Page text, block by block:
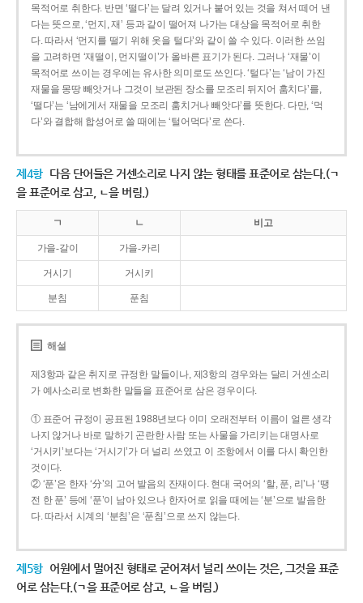
목적어로 취한다. 반면 ‘떨다’는 달려 있거나 붙어 있는 것을 쳐서 떼어 낸
다는 뜻으로, ‘먼지, 재’ 등과 같이 떨어져 나가는 대상을 목적어로 취한
다. 따라서 ‘먼지를 떨기 위해 옷을 털다’와 같이 쓸 수 있다. 이러한 쓰임
을 고려하면 ‘재떨이, 먼지떨이’가 올바른 표기가 된다. 그러나 ‘재물’이
목적어로 쓰이는 경우에는 유사한 의미로도 쓰인다. ‘털다’는 ‘남이 가진
재물을 몽땅 빼앗거나 그것이 보관된 장소를 모조리 뒤지어 훔치다’를,
‘떨다’는 ‘남에게서 재물을 모조리 훔치거나 빼앗다’를 뜻한다. 다만, ‘먹
다’와 결합해 합성어로 쓸 때에는 ‘털어먹다’로 쓴다.
제4항 다음 단어들은 거센소리로 나지 않는 형태를 표준어로 삼는다.(ㄱ
을 표준어로 삼고, ㄴ을 버림.)
ㄱ ㄴ 비고
가을-갈이 가을-카리
거시기 거시키
분침 푼침
해설
제3항과 같은 취지로 규정한 말들이나, 제3항의 경우와는 달리 거센소리
가 예사소리로 변화한 말들을 표준어로 삼은 경우이다.
① 표준어 규정이 공표된 1988년보다 이미 오래전부터 이름이 얼른 생각
나지 않거나 바로 말하기 곤란한 사람 또는 사물을 가리키는 대명사로
‘거시키’보다는 ‘거시기’가 더 널리 쓰였고 이 조항에서 이를 다시 확인한
것이다.
② ‘푼’은 한자 ‘分’의 고어 발음의 잔재이다. 현대 국어의 ‘할, 푼, 리’나 ‘땡
전 한 푼’ 등에 ‘푼’이 남아 있으나 한자어로 읽을 때에는 ‘분’으로 발음한
다. 따라서 시계의 ‘분침’은 ‘푼침’으로 쓰지 않는다.
제5항 어원에서 멀어진 형태로 굳어져서 널리 쓰이는 것은, 그것을 표준
어로 삼는다.(ㄱ을 표준어로 삼고, ㄴ을 버림.)